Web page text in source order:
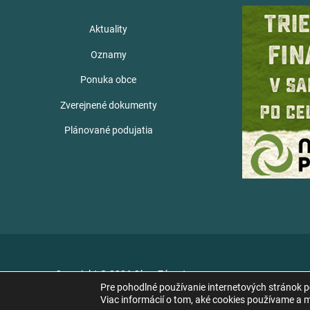
Aktuality
Oznamy
Ponuka obce
Zverejnené dokumenty
Plánované podujatia
Copyright © 2026 Obec Zámutov
Pre pohodlné používanie internetových stránok
Viac informácií o tom, aké cookies používame a